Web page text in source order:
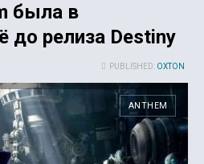
была в
до релиза Destiny
PUBLISHED: OXTON
ANTHEM